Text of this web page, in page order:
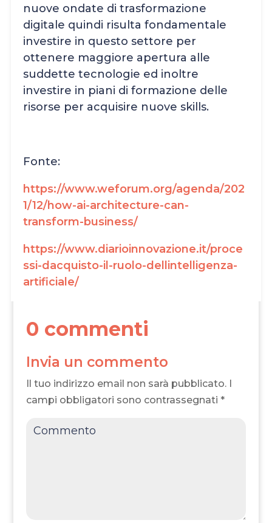
nuove ondate di trasformazione
digitale quindi risulta fondamentale
investire in questo settore per
ottenere maggiore apertura alle
suddette tecnologie ed inoltre
investire in piani di formazione delle
risorse per acquisire nuove skills.
Fonte:
https://www.weforum.org/agenda/202
1/12/how-ai-architecture-can-
transform-business/
https://www.diarioinnovazione.it/proce
ssi-dacquisto-il-ruolo-dellintelligenza-
artificiale/
0 commenti
Invia un commento
Il tuo indirizzo email non sarà pubblicato.I
campi obbligatori sono contrassegnati *